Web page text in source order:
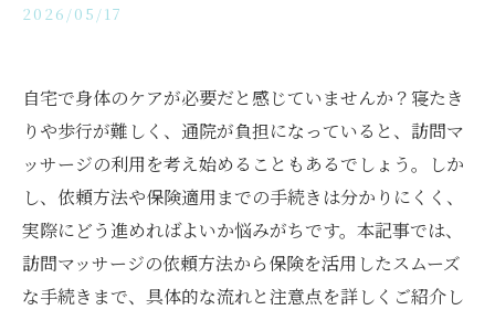
2026/05/17
自宅で身体のケアが必要だと感じていませんか？寝たき
りや歩行が難しく、通院が負担になっていると、訪問マ
ッサージの利用を考え始めることもあるでしょう。しか
し、依頼方法や保険適用までの手続きは分かりにくく、
実際にどう進めればよいか悩みがちです。本記事では、
訪問マッサージの依頼方法から保険を活用したスムーズ
な手続きまで、具体的な流れと注意点を詳しくご紹介し